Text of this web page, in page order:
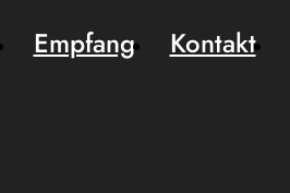
Empfang Kontakt